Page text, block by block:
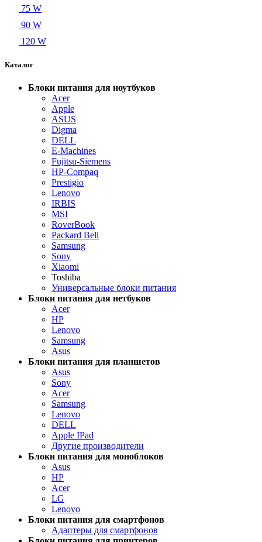
75 W
90 W
120 W
Каталог
Блоки питания для ноутбуков
Acer
Apple
ASUS
Digma
DELL
E-Machines
Fujitsu-Siemens
HP-Compaq
Prestigio
Lenovo
IRBIS
MSI
RoverBook
Packard Bell
Samsung
Sony
Xiaomi
Toshiba
Универсальные блоки питания
Блоки питания для нетбуков
Acer
HP
Lenovo
Samsung
Asus
Блоки питания для планшетов
Asus
Sony
Acer
Samsung
Lenovo
DELL
Apple IPad
Другие производители
Блоки питания для моноблоков
Asus
HP
Acer
LG
Lenovo
Блоки питания для смартфонов
Адаптеры для смартфонов